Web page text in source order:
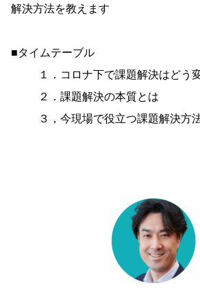
解決方法を教えます
■タイムテーブル
１．コロナ下で課題解決はどう
２．課題解決の本質とは
３，今現場で役立つ課題解決方